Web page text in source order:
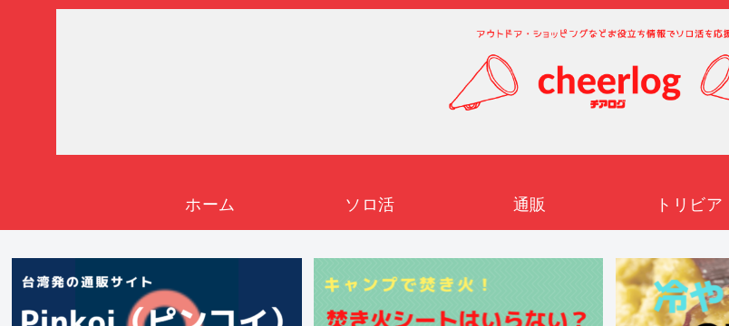
ホーム ソロ活 通販 トリビア